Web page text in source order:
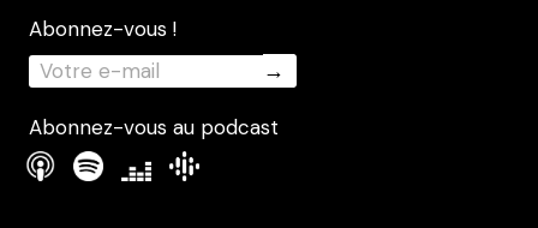
Abonnez-vous !
Abonnez-vous au podcast